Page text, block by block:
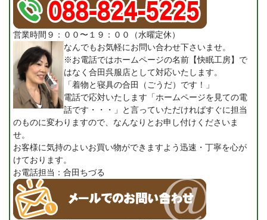
営業時間９：００〜１９：００（水曜定休）
なんでもお気軽にお問い合わせ下さいませ。
※お電話ではホームページの名前【快眠工房】で
はなく合田呉服店として対応いたします。
「着物と寝具の合田（ごうだ）です！」
電話で応対いたします「ホームページを見ての電
話です・・・」と言っていただければすぐに担当
のものに変わりますので、なんなりとお申し付けくださいま
せ。
お客様に気持のよいお買い物ができますよう迅速・丁寧を心が
けております。
お電話担当：合田ちづる